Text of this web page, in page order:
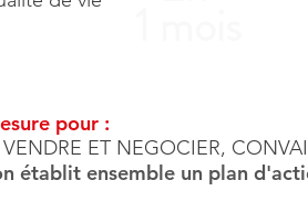
pour :
ET NEGOCIER,
établit ensemble un plan